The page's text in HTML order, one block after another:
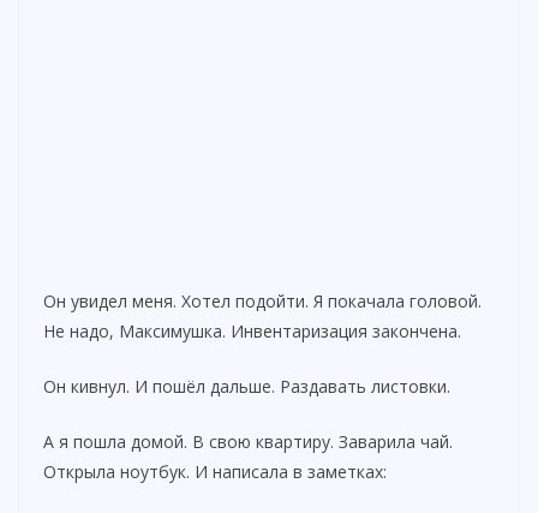
Он увидел меня. Хотел подойти. Я покачала головой.
Не надо, Максимушка. Инвентаризация закончена.
Он кивнул. И пошёл дальше. Раздавать листовки.
А я пошла домой. В свою квартиру. Заварила чай.
Открыла ноутбук. И написала в заметках: